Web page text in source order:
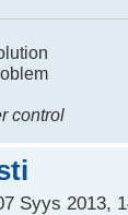
control
Syys 2013,